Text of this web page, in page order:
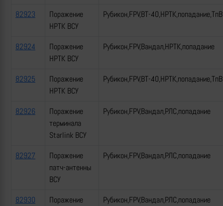
82923
Поражение
НРТК ВСУ
Рубикон,FPV,ВТ-40,НРТК,попадание,ТпВ
82924
Поражение
НРТК ВСУ
Рубикон,FPV,Вандал,НРТК,попадание
82925
Поражение
НРТК ВСУ
Рубикон,FPV,ВТ-40,НРТК,попадание,ТпВ
82926
Поражение
терминала
Starlink ВСУ
Рубикон,FPV,Вандал,РЛС,попадание
82927
Поражение
патч-антенны
ВСУ
Рубикон,FPV,Вандал,РЛС,попадание
82930
Поражение
Рубикон,FPV,Вандал,РЛС,попадание